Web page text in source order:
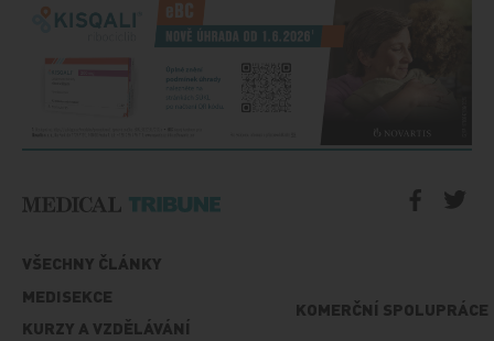
VŠECHNY ČLÁNKY
MEDISEKCE
KURZY A VZDĚLÁVÁNÍ
KOMERČNÍ SPOLUPRÁCE